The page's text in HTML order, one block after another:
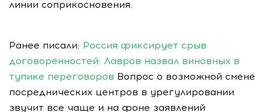
линии соприкосновения.
Ранее писали: Россия фиксирует срыв
договорённостей: Лавров назвал виновных в
тупике переговоров Вопрос о возможной смене
посреднических центров в урегулировании
звучит все чаще и на фоне заявлений